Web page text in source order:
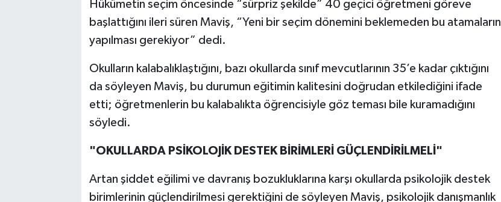
Hükümetin seçim öncesinde “sürpriz şekilde” 40 geçici öğretmeni göreve
başlattığını ileri süren Maviş, “Yeni bir seçim dönemini beklemeden bu atamaların
yapılması gerekiyor” dedi.
Okulların kalabalıklaştığını, bazı okullarda sınıf mevcutlarının 35’e kadar çıktığını
da söyleyen Maviş, bu durumun eğitimin kalitesini doğrudan etkilediğini ifade
etti; öğretmenlerin bu kalabalıkta öğrencisiyle göz teması bile kuramadığını
söyledi.
"OKULLARDA PSİKOLOJİK DESTEK BİRİMLERİ GÜÇLENDİRİLMELİ"
Artan şiddet eğilimi ve davranış bozukluklarına karşı okullarda psikolojik destek
birimlerinin güçlendirilmesi gerektiğini de söyleyen Maviş, psikolojik danışmanlık